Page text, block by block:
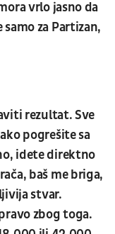
vrlo jasno da
za Partizan,
rezultat. Sve
pogrešite sa
idete direktno
baš me briga,
stvar.
zbog toga.